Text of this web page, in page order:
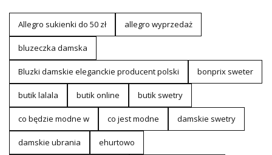
Allegro sukienki do 50 zł allegro wyprzedaż
bluzeczka damska
Bluzki damskie eleganckie producent polski bonprix sweter
butik lalala butik online butik swetry
co będzie modne w co jest modne damskie swetry
damskie ubrania ehurtowo